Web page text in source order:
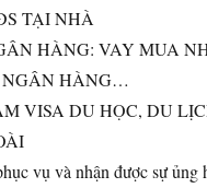
TẠI NHÀ
HÀNG: VAY MUA
HÀNG…
VISA DU HỌC, DU
vụ và nhận được sự ủng